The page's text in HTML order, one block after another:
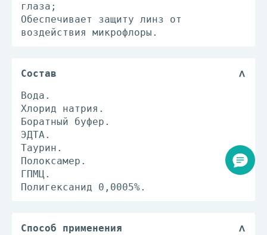
глаза;
Обеспечивает защиту линз от
воздействия микрофлоры.
Состав
Вода.
Хлорид натрия.
Боратный буфер.
ЭДТА.
Таурин.
Полоксамер.
ГПМЦ.
Полигексанид 0,0005%.
Способ применения